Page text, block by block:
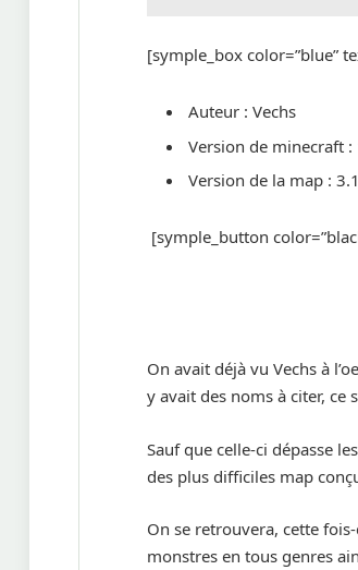
[symple_box color=”blue”
Auteur : Vechs
Version de minecraft :
Version de la map : 3.1
[symple_button
On avait déjà vu Vechs à
y avait des noms à citer, ce
Sauf que celle-ci dépasse
des plus difficiles map
On se retrouvera, cette
monstres en tous genres